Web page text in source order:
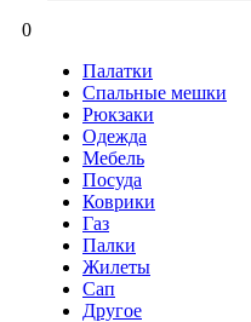
0
Палатки
Спальные мешки
Рюкзаки
Одежда
Мебель
Посуда
Коврики
Газ
Палки
Жилеты
Сап
Другое